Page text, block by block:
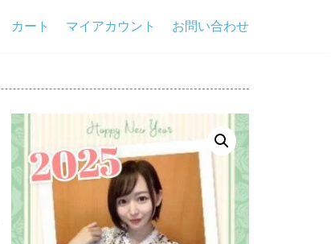
カート マイアカウント お問い合わせ